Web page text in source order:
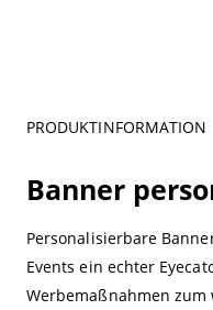
PRODUKTINFORMATION
Banner
Personalisierbare
Events ein echter
Werbemaßnahmen